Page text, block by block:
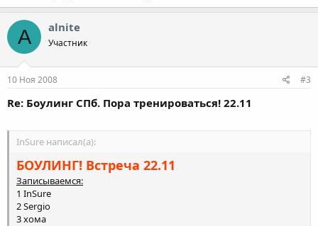
A alnite
Участник
10 Ноя 2008 #3
Re: Боулинг СПб. Пора тренироваться! 22.11
InSure написал(а):
БОУЛИНГ! Встреча 22.11
Записываемся:
1 InSure
2 Sergio
3 хома